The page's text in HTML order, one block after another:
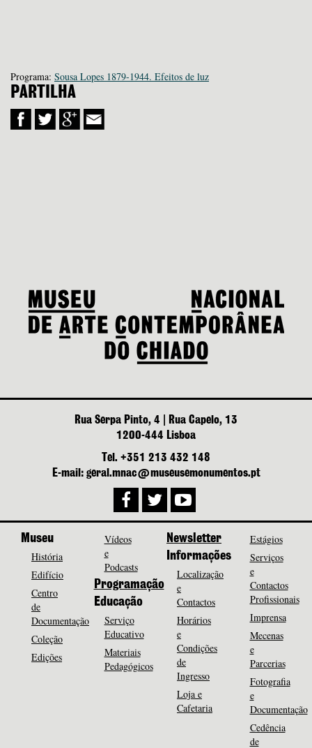
Programa: Sousa Lopes 1879-1944. Efeitos de luz
PARTILHA
Rua Serpa Pinto, 4 | Rua Capelo, 13
1200-444 Lisboa
Tel. +351 213 432 148
E-mail: geral.mnac@museusemonumentos.pt
Museu
História
Edifício
Centro
de
Documentação
Coleção
Edições
Vídeos
e
Podcasts
Programação
Educação
Serviço
Educativo
Materiais
Pedagógicos
Newsletter
Informações
Localização
e
Contactos
Horários
e
Condições
de
Ingresso
Loja e
Cafetaria
Estágios
Serviços
e
Contactos
Profissionais
Imprensa
Mecenas
e
Parcerias
Fotografia
e
Documentação
Cedência
de